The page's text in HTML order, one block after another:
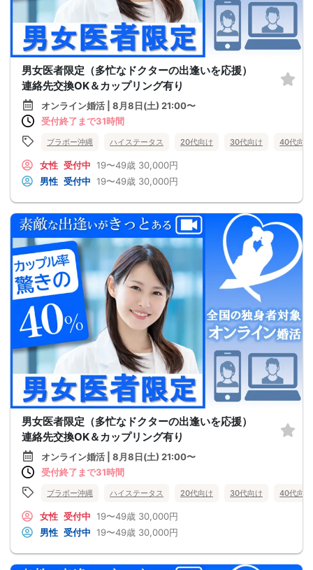
男女医者限定（多忙なドクターの出逢いを応援）
連絡先交換OK＆カップリング有り
オンライン婚活 | 8月8日(土) 21:00〜
受付終了まで31時間
ブラボー沖縄 ハイステータス 20代向け 30代向け 40代向け
女性 受付中 19〜49歳 30,000円
男性 受付中 19〜49歳 30,000円
男女医者限定（多忙なドクターの出逢いを応援）
連絡先交換OK＆カップリング有り
オンライン婚活 | 8月8日(土) 21:00〜
受付終了まで31時間
ブラボー沖縄 ハイステータス 20代向け 30代向け 40代向け
女性 受付中 19〜49歳 30,000円
男性 受付中 19〜49歳 30,000円